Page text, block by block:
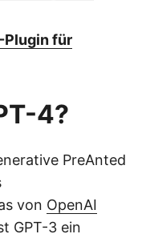
Plugin für
4?
PreAnted
von OpenAI
GPT-3 ein